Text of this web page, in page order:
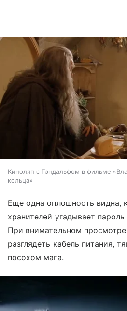
Киноляп с Гэндальфом в фильме
кольца»
Еще одна оплошность видна,
хранителей угадывает
При внимательном
разглядеть кабель питания,
посохом мага.